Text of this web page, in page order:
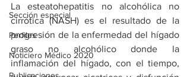
Sección especial
Perfiles
Noticiero Médico 2020
La esteatohepatitis no alcohólica no
cirrótica (NASH) es el resultado de la
progresión de la enfermedad del hígado
graso no alcohólico donde la
inflamación del hígado, con el tiempo,